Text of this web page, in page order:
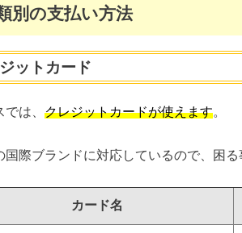
別の支払い方法
ットカード
では、 クレジットカードが使えます。
国際ブランドに対応しているので、困る
カード名